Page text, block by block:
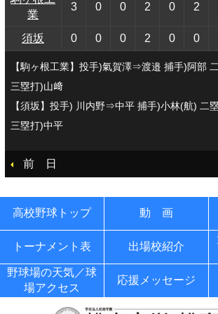
業
3 0 0 2 0 2
須坂 0 0 0 2 0 0
【駒ヶ根工業】投手)氣賀澤⇒渡邉 捕手)阿部
三塁打)山﨑
【須坂】投手) 川内野⇒中平 捕手)小林(航) 二
三塁打)中平
前 日
高校野球トップ 動 画
トーナメント表 出場校紹介
野球場の天気／球
場アクセス
応援メッセージ